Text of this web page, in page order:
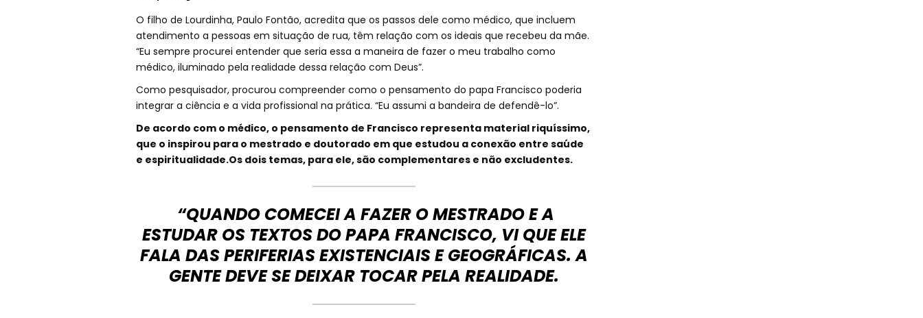
O filho de Lourdinha, Paulo Fontão, acredita que os passos dele como médico, que incluem
atendimento a pessoas em situação de rua, têm relação com os ideais que recebeu da mãe.
“Eu sempre procurei entender que seria essa a maneira de fazer o meu trabalho como
médico, iluminado pela realidade dessa relação com Deus”.
Como pesquisador, procurou compreender como o pensamento do papa Francisco poderia
integrar a ciência e a vida profissional na prática. “Eu assumi a bandeira de defendê-lo”.
De acordo com o médico, o pensamento de Francisco representa material riquíssimo,
que o inspirou para o mestrado e doutorado em que estudou a conexão entre saúde
e espiritualidade.Os dois temas, para ele, são complementares e não excludentes.
“QUANDO COMECEI A FAZER O MESTRADO E A
ESTUDAR OS TEXTOS DO PAPA FRANCISCO, VI QUE ELE
FALA DAS PERIFERIAS EXISTENCIAIS E GEOGRÁFICAS. A
GENTE DEVE SE DEIXAR TOCAR PELA REALIDADE.